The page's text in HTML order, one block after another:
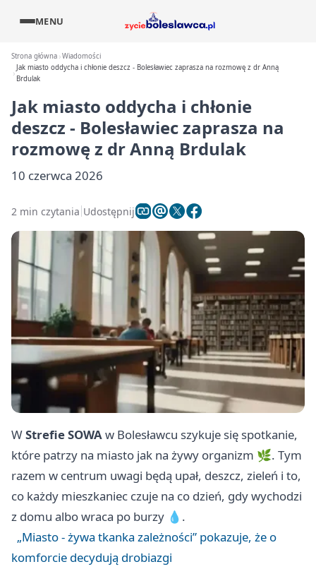
MENU
Strona główna Wiadomości
Jak miasto oddycha i chłonie deszcz - Bolesławiec zaprasza na rozmowę z dr Anną
Brdulak
Jak miasto oddycha i chłonie
deszcz - Bolesławiec zaprasza na
rozmowę z dr Anną Brdulak
10 czerwca 2026
2 min czytania Udostępnij
WStrefie SOWAw Bolesławcu szykuje się spotkanie,
które patrzy na miasto jak na żywy organizm 🌿. Tym
razem w centrum uwagi będą upał, deszcz, zieleń i to,
co każdy mieszkaniec czuje na co dzień, gdy wychodzi
z domu albo wraca po burzy 💧.
„Miasto - żywa tkanka zależności” pokazuje, że o
komforcie decydują drobiazgi